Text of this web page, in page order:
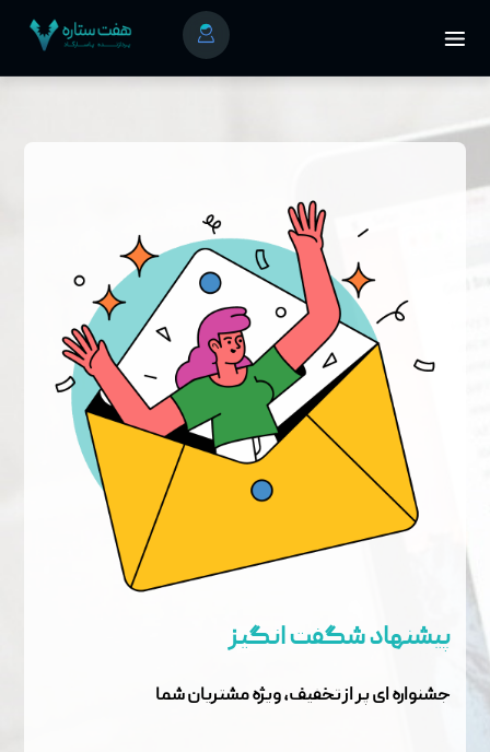
ورود به پنل کاربری
پیشنهاد شگفت انگیز
جشنواره ای پر از تخفیف، ویژه مشتریان شما